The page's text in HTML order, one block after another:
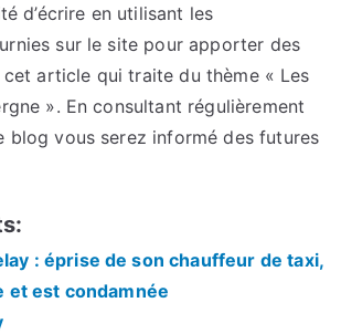
d’écrire en utilisant les
sur le site pour apporter des
article qui traite du thème « Les
». En consultant régulièrement
blog vous serez informé des futures
: éprise de son chauffeur de taxi,
et est condamnée